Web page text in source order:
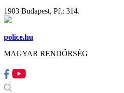
1903 Budapest, Pf.: 314.
police.hu
MAGYAR RENDŐRSÉG